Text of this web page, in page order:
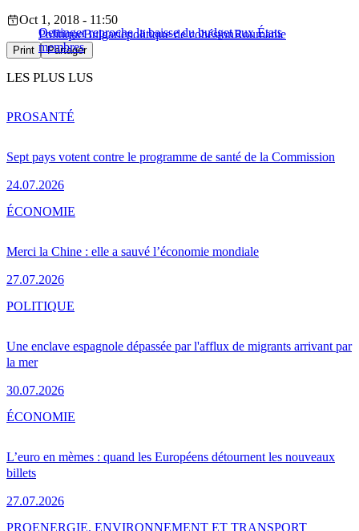
Oettinger reproche la baisse du budget aux États
membres
Oct 1, 2018 - 11:50
PolitiqueBulgariepolitique de cohésionRoumanie
Print Partager
LES PLUS LUS
Sept pays votent contre le programme de santé de la Commission
24.07.2026
PROSANTÉ
Merci la Chine : elle a sauvé l’économie mondiale
27.07.2026
ÉCONOMIE
Une enclave espagnole dépassée par l'afflux de migrants arrivant par
la mer
30.07.2026
POLITIQUE
L’euro en mèmes : quand les Européens détournent les nouveaux
billets
27.07.2026
ÉCONOMIE
PROENERGIE, ENVIRONNEMENT ET TRANSPORT